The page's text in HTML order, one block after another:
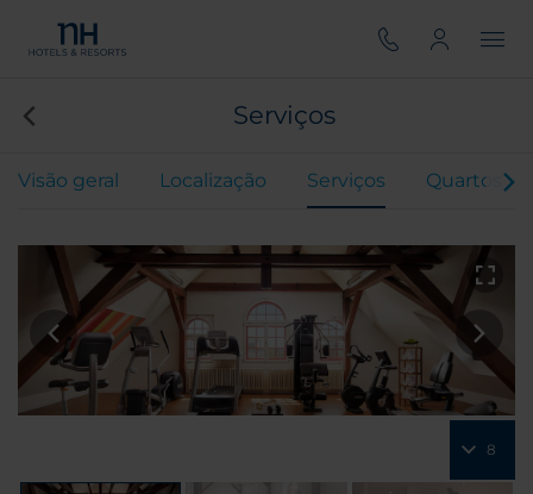
Serviços
Visão geral Localização Serviços Quartos
8